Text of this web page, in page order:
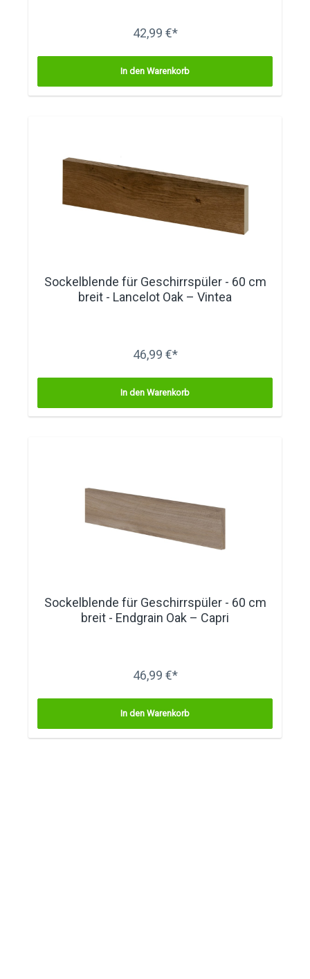
42,99 €*
In den Warenkorb
Sockelblende für Geschirrspüler - 60 cm
breit - Lancelot Oak – Vintea
46,99 €*
In den Warenkorb
Sockelblende für Geschirrspüler - 60 cm
breit - Endgrain Oak – Capri
46,99 €*
In den Warenkorb